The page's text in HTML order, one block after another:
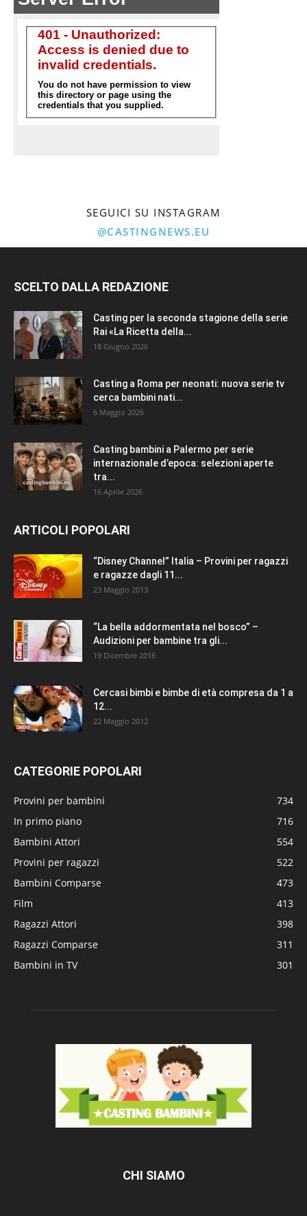
SEGUICI SU INSTAGRAM
@CASTINGNEWS.EU
SCELTO DALLA REDAZIONE
Casting per la seconda stagione della serie
Rai «La Ricetta della...
18 Giugno 2026
Casting a Roma per neonati: nuova serie tv
cerca bambini nati...
6 Maggio 2026
Casting bambini a Palermo per serie
internazionale d’epoca: selezioni aperte
tra...
16 Aprile 2026
ARTICOLI POPOLARI
“Disney Channel” Italia – Provini per ragazzi
e ragazze dagli 11...
23 Maggio 2013
“La bella addormentata nel bosco” –
Audizioni per bambine tra gli...
19 Dicembre 2016
Cercasi bimbi e bimbe di età compresa da 1 a
12...
22 Maggio 2012
CATEGORIE POPOLARI
Provini per bambini
734
In primo piano
716
Bambini Attori
554
Provini per ragazzi
522
Bambini Comparse
473
Film
413
Ragazzi Attori
398
Ragazzi Comparse
311
Bambini in TV
301
CHI SIAMO